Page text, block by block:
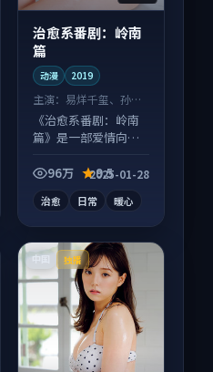
治愈系番剧：岭南
篇
动漫 2019
主演： 易烊千玺、孙艺
珍 等
《治愈系番剧：岭南
篇》是一部爱情向动
全，观感爽快不拖
96万 9.5
2025-01-28
治愈 日常 暖心
中国 独播